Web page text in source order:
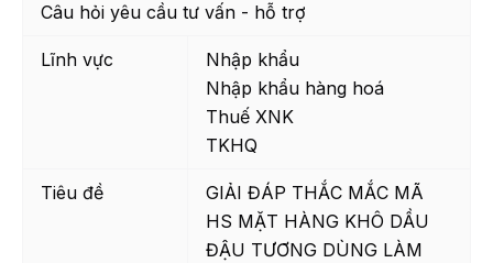
Câu hỏi yêu cầu tư vấn - hỗ trợ
Lĩnh vực
Nhập khẩu
Nhập khẩu hàng hoá
Thuế XNK
TKHQ
Tiêu đề
GIẢI ĐÁP THẮC MẮC MÃ
HS MẶT HÀNG KHÔ DẦU
ĐẬU TƯƠNG DÙNG LÀM